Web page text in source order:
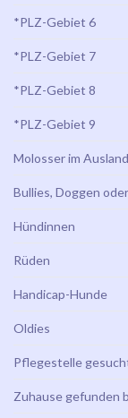
*PLZ-Gebiet 6
*PLZ-Gebiet 7
*PLZ-Gebiet 8
*PLZ-Gebiet 9
Molosser im Ausland
Bullies, Doggen
Hündinnen
Rüden
Handicap-Hunde
Oldies
Pflegestelle
Zuhause gefunden